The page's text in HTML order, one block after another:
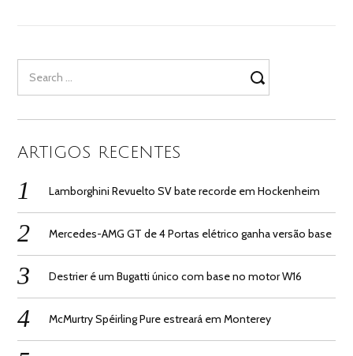
for:
ARTIGOS RECENTES
Lamborghini Revuelto SV bate recorde em Hockenheim
Mercedes-AMG GT de 4 Portas elétrico ganha versão base
Destrier é um Bugatti único com base no motor W16
McMurtry Spéirling Pure estreará em Monterey